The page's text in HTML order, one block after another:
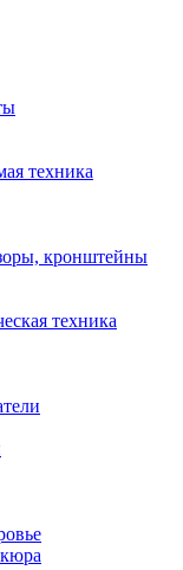
техника
кронштейны
техника